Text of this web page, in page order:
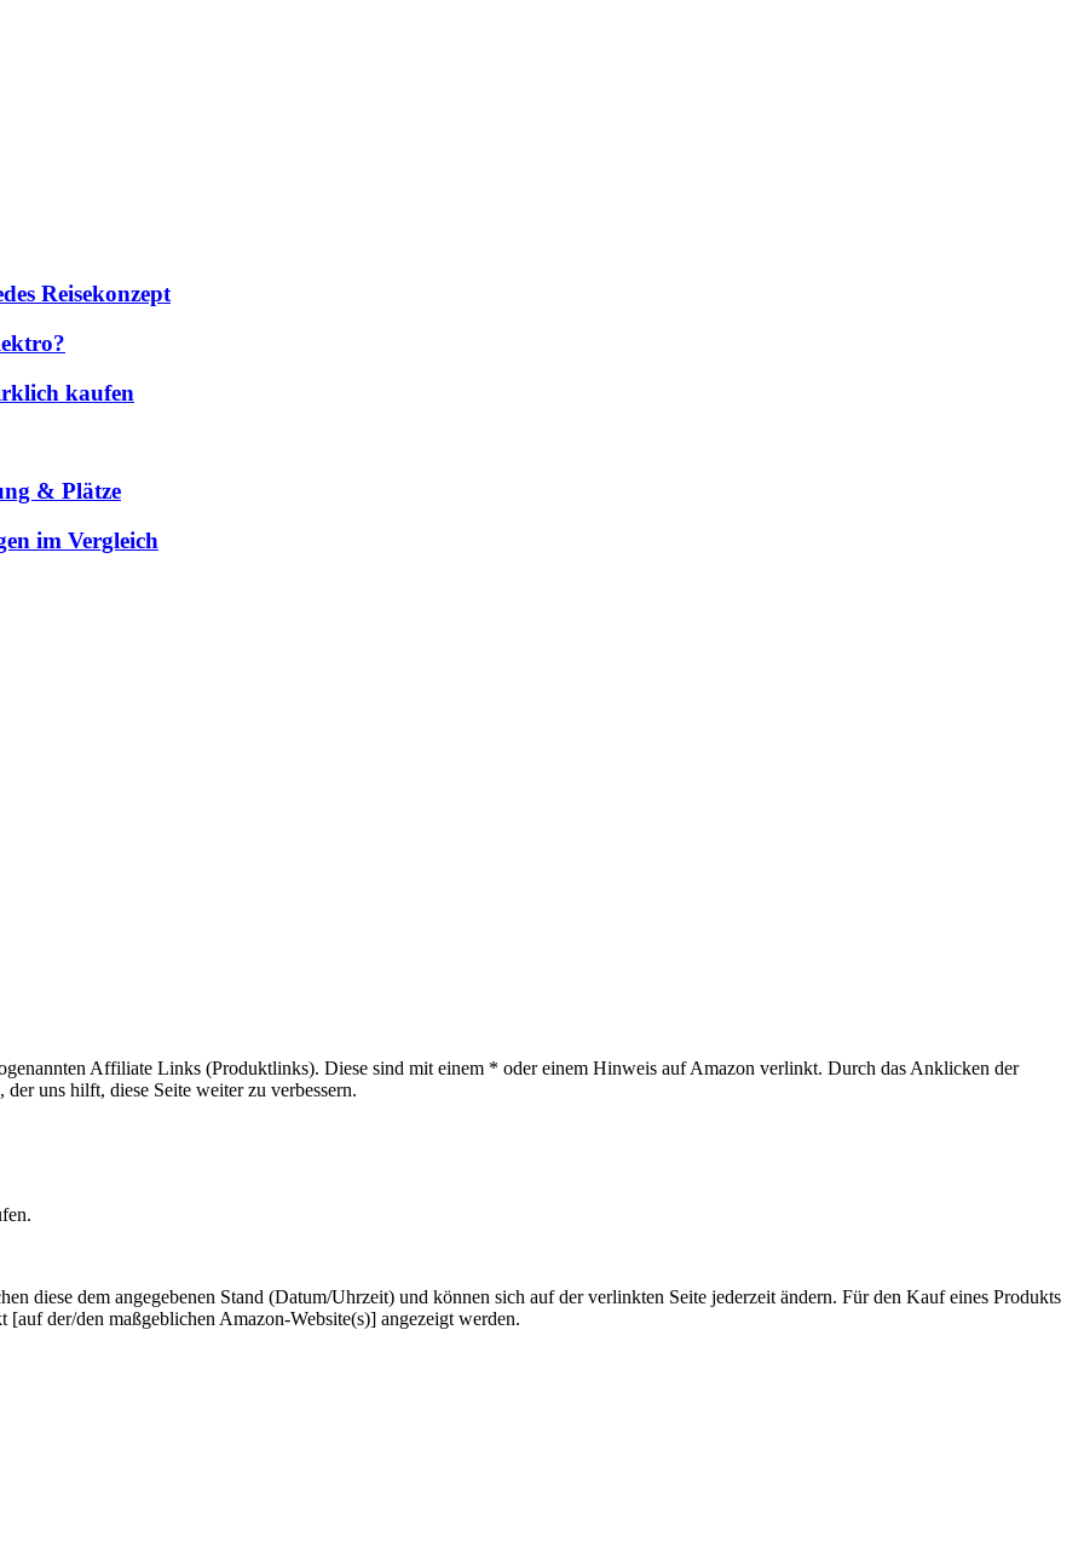
Reisekonzept
kaufen
& Plätze
im Vergleich
Affiliate Links (Produktlinks). Diese sind mit einem * oder einem Hinweis auf Amazon verlinkt. Durch das Anklicken der
uns hilft, diese Seite weiter zu verbessern.
diese dem angegebenen Stand (Datum/Uhrzeit) und können sich auf der verlinkten Seite jederzeit ändern. Für den Kauf eines Produkts
der/den maßgeblichen Amazon-Website(s)] angezeigt werden.